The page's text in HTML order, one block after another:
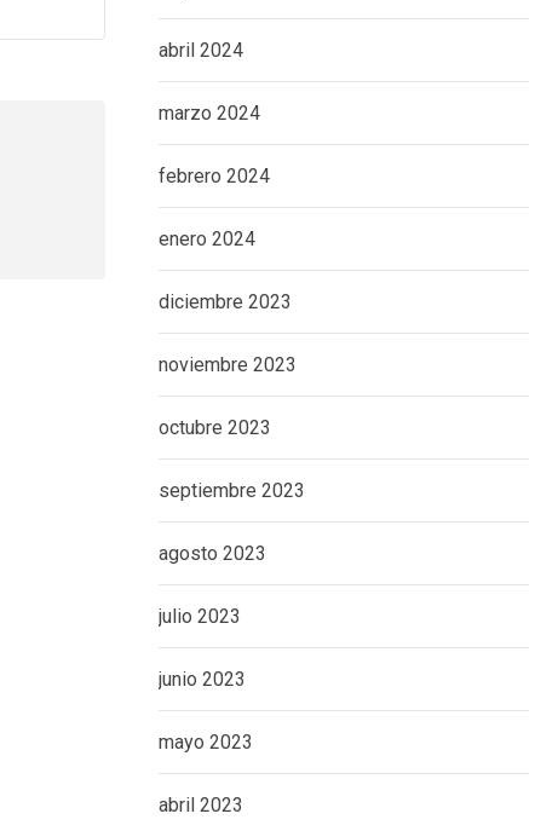
abril 2024
marzo 2024
febrero 2024
enero 2024
diciembre 2023
noviembre 2023
octubre 2023
septiembre 2023
agosto 2023
julio 2023
junio 2023
mayo 2023
abril 2023